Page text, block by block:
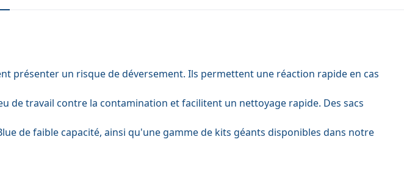
présenter un risque de déversement. Ils permettent une réaction rapide en cas
de travail contre la contamination et facilitent un nettoyage rapide. Des sacs
de faible capacité, ainsi qu'une gamme de kits géants disponibles dans notre